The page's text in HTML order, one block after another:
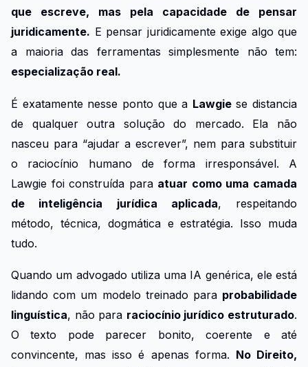
que escreve, mas pela capacidade de pensar
juridicamente. E pensar juridicamente exige algo que
a maioria das ferramentas simplesmente não tem:
especialização real.
É exatamente nesse ponto que a Lawgiese distancia
de qualquer outra solução do mercado. Ela não
nasceu para “ajudar a escrever”, nem para substituir
o raciocínio humano de forma irresponsável. A
Lawgie foi construída para atuar como uma camada
de inteligência jurídica aplicada, respeitando
método, técnica, dogmática e estratégia. Isso muda
tudo.
Quando um advogado utiliza uma IA genérica, ele está
lidando com um modelo treinado para probabilidade
linguística, não para raciocínio jurídico estruturado.
O texto pode parecer bonito, coerente e até
convincente, mas isso é apenas forma. No Direito,